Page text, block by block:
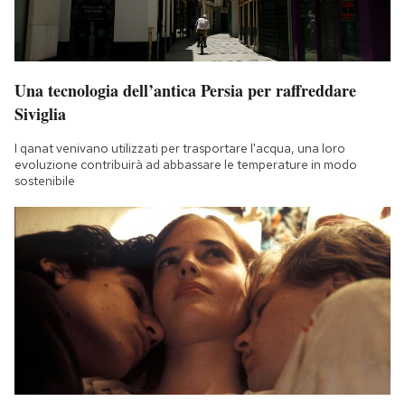
Una tecnologia dell’antica Persia per raffreddare
Siviglia
I qanat venivano utilizzati per trasportare l'acqua, una loro
evoluzione contribuirà ad abbassare le temperature in modo
sostenibile